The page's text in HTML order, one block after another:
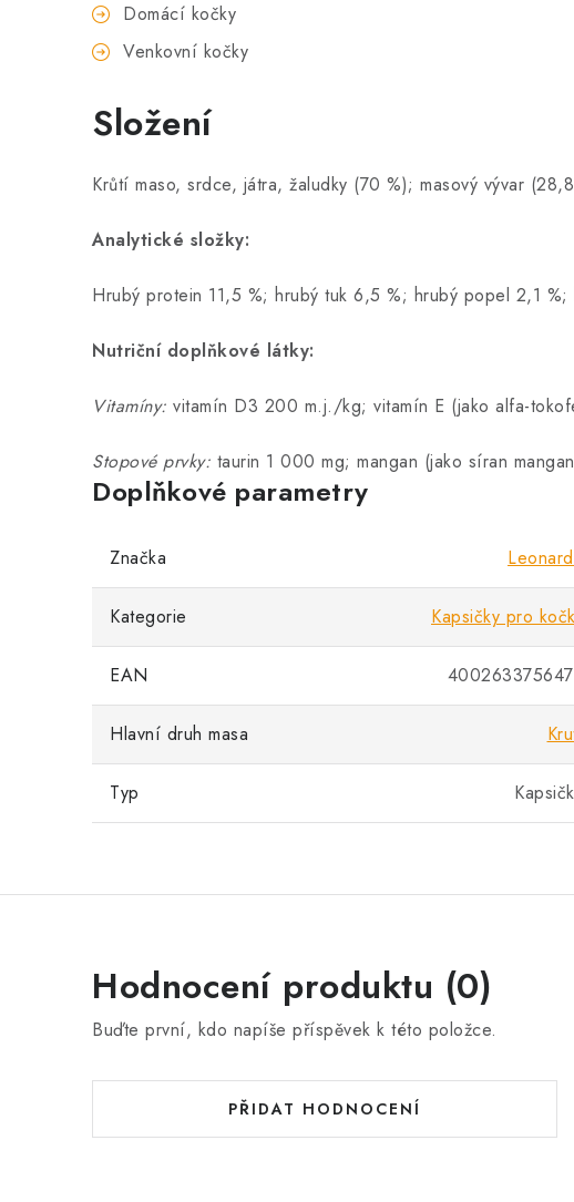
Domácí kočky
Venkovní kočky
Složení
Krůtí maso, srdce, játra, žaludky (70 %); masový vývar
Analytické složky:
Hrubý protein 11,5 %; hrubý tuk 6,5 %; hrubý popel 2,1
Nutriční doplňkové látky:
Vitamíny: vitamín D3 200 m.j./kg; vitamín E (jako alfa-
Stopové prvky: taurin 1 000 mg; mangan (jako síran
Doplňkové parametry
Značka
Kategorie Kapsičky pro
EAN
Hlavní druh masa
Typ
Hodnocení produktu (0)
Buďte první, kdo napíše příspěvek k této položce.
PŘIDAT HODNOCENÍ